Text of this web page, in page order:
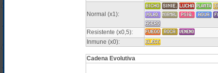
Normal (x1):
Resistente (x0,5):
Inmune (x0):
Cadena Evolutiva